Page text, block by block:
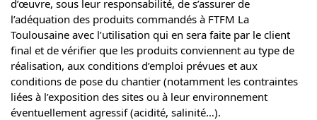
d’œuvre, sous leur responsabilité, de s’assurer de
l’adéquation des produits commandés à FTFM La
Toulousaine avec l’utilisation qui en sera faite par le client
final et de vérifier que les produits conviennent au type de
réalisation, aux conditions d’emploi prévues et aux
conditions de pose du chantier (notamment les contraintes
liées à l’exposition des sites ou à leur environnement
éventuellement agressif (acidité, salinité…).